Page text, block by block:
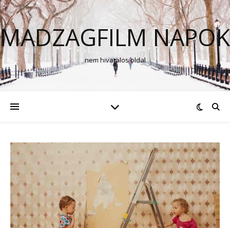
MADZAGFILM NAPOK
nem hivatalos oldal